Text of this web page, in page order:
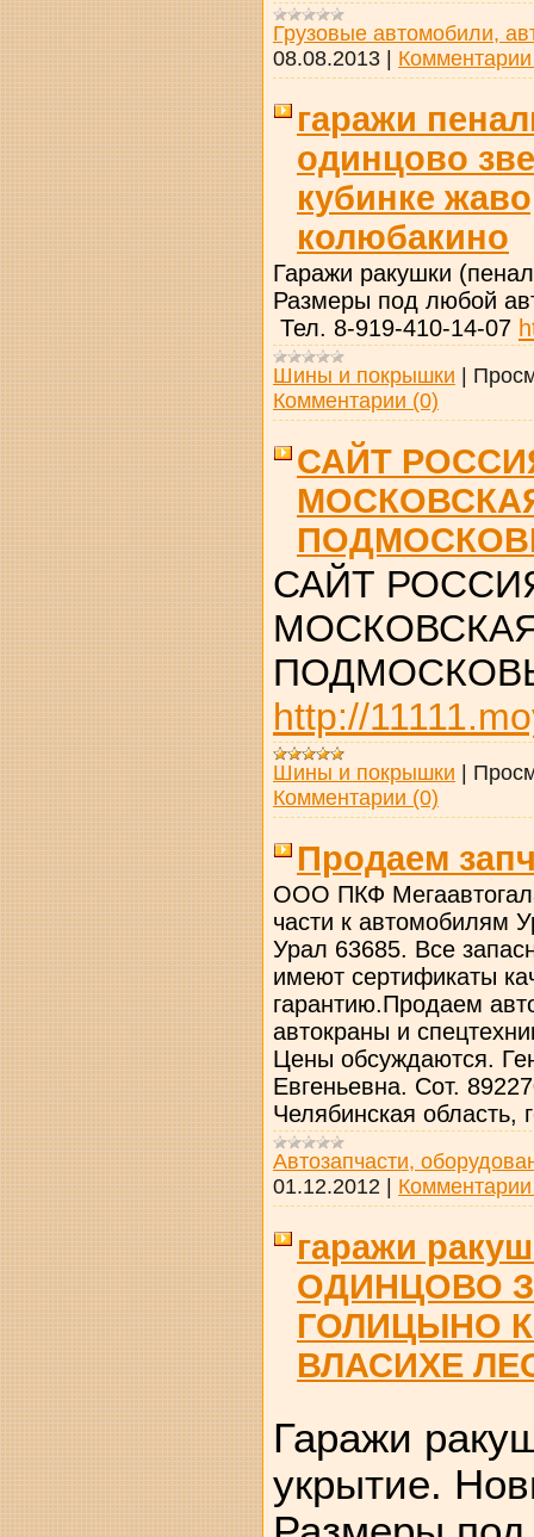
Грузовые автомобили,
08.08.2013 |
гаражи
одинцово
кубинке
колюбакино
Гаражи ракушки
Размеры под любой
Тел. 8-919-410-14-07
Шины и покрышки |
Комментарии (0)
САЙТ
САЙТ
http://
Шины и покрышки |
Комментарии (0)
Продаем
ООО ПКФ
части к автомобилям
Урал 63685. Все
имеют сертификаты
гарантию.Продаем
автокраны и
Цены обсуждаются.
Евгеньевна. Сот.
Челябинская область,
Автозапчасти,
01.12.2012 |
гаражи
ОДИНЦОВО
ГОЛИЦЫНО
ВЛАСИХЕ
Гаражи
укрытие.